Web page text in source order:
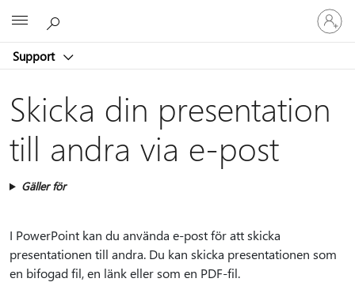
Support
Logga
in
på
konto
Skicka din presentation
till andra via e-post
Gäller för
I PowerPoint kan du använda e-post för att skicka
presentationen till andra. Du kan skicka presentationen som
en bifogad fil, en länk eller som en PDF-fil.